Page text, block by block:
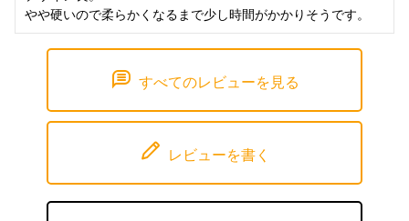
やや硬いので柔らかくなるまで少し時間がかかりそうです。
すべてのレビューを見る
レビューを書く